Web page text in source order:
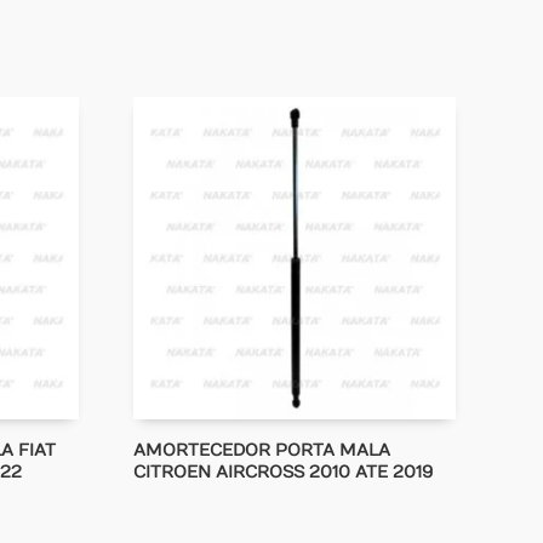
FIAT
AMORTECEDOR PORTA MALA
CITROEN AIRCROSS 2010 ATE 2019